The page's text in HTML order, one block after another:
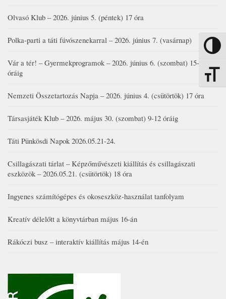
Nagy
Olvasó Klub – 2026. június 5. (péntek) 17 óra
Polka-parti a táti fúvószenekarral – 2026. június 7. (vasárnap)
Vár a tér! – Gyermekprogramok – 2026. június 6. (szombat) 15-19
óráig
Nemzeti Összetartozás Napja – 2026. június 4. (csütörtök) 17 óra
Társasjáték Klub – 2026. május 30. (szombat) 9-12 óráig
Táti Pünkösdi Napok 2026.05.21-24.
Csillagászati tárlat – Képzőművészeti kiállítás és csillagászati
eszközök – 2026.05.21. (csütörtök) 18 óra
Ingyenes számítógépes és okoseszköz-használat tanfolyam
Kreatív délelőtt a könyvtárban május 16-án
Rákóczi busz – interaktív kiállítás május 14-én